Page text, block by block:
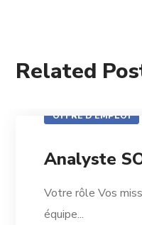
Related
OFFRE D'EMPLOI
Analyste
Votre rôle Vos
équipe...